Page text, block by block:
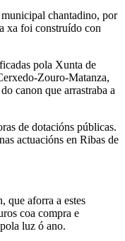
chantadino, por
xa foi construído con
pola Xunta de
Zouro-Matanza,
canon que arrastraba a
de dotacións públicas.
actuacións en Ribas de
que aforra a estes
coa compra e
luz ó ano.